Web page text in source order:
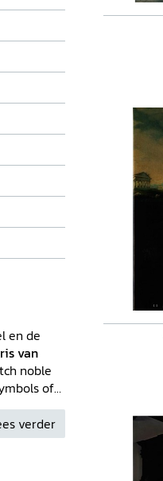
en de
van
noble
of
and
castle like
Zuylen:
verder